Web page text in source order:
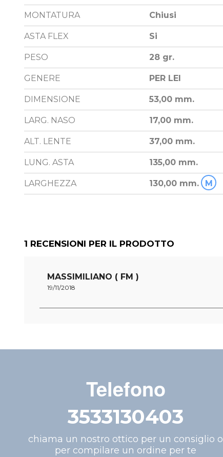
MONTATURA Chiusi
ASTA FLEX Si
PESO 28 gr.
GENERE PER LEI
DIMENSIONE 53,00 mm.
LARG. NASO 17,00 mm.
ALT. LENTE 37,00 mm.
LUNG. ASTA 135,00 mm.
LARGHEZZA 130,00 mm. M
1 RECENSIONI PER IL PRODOTTO
MASSIMILIANO ( FM )
19/11/2018
Telefono
3533130403
chiama un nostro ottico per un consiglio o
per compilare un ordine per te